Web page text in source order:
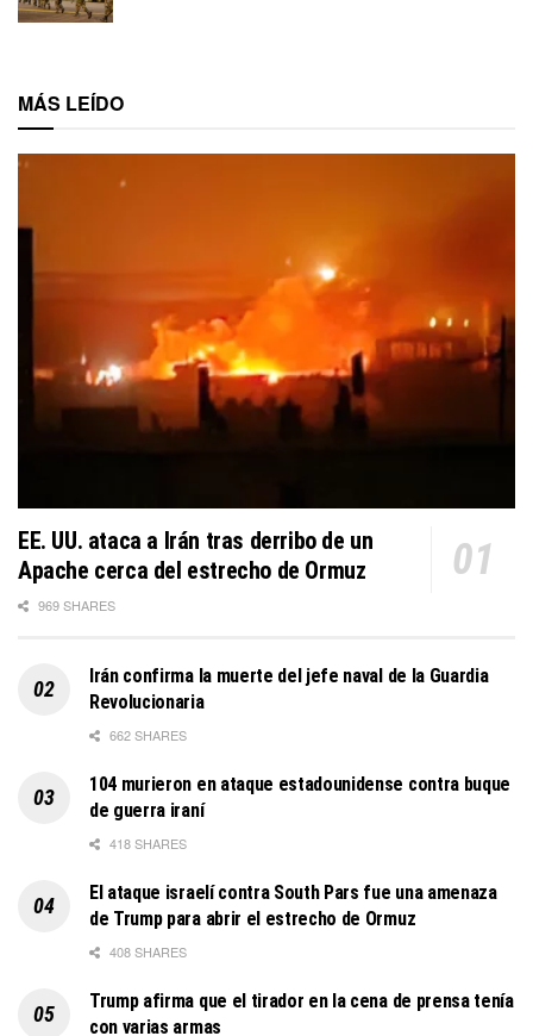
MÁS LEÍDO
EE. UU. ataca a Irán tras derribo de un
Apache cerca del estrecho de Ormuz
969 SHARES
Irán confirma la muerte del jefe naval de la Guardia
Revolucionaria
662 SHARES
104 murieron en ataque estadounidense contra buque
de guerra iraní
418 SHARES
El ataque israelí contra South Pars fue una amenaza
de Trump para abrir el estrecho de Ormuz
408 SHARES
Trump afirma que el tirador en la cena de prensa tenía
con varias armas